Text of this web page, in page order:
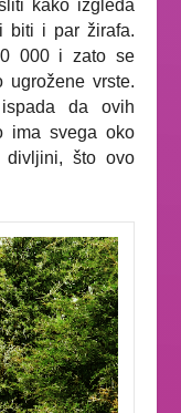
kako izgleda
biti i par žirafa.
000 i zato se
vrste.
da ovih
ima svega oko
divljini, što ovo